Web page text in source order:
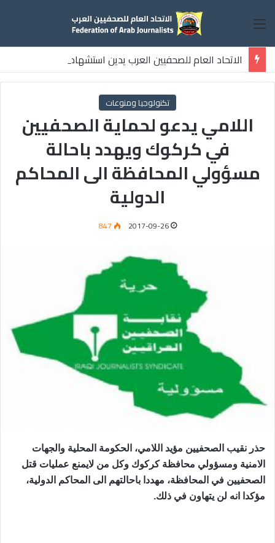
القائمة
الاتحاد العام للصحفيين العرب يدين استشهاد
ثلاثة صحفيين فلسطينيين باستهداف إسرائيلي وسط قطاع غزة
تكنولوجيا ومنوعات
اللامي يدعو لحماية الصحفيين
في كركوك ويهدد باحالة
مسؤولي المحافظة الى المحاكم
الدولية
2017-09-26
847
حذر نقيب الصحفيين مؤيد اللامي، الحكومة المحلية والجهات
الامنية ومسؤولي محافظة كركوك وكل من لايمنع عمليات قتل
الصحفيين في المحافظة، مهددا باحالتهم الى المحاكم الدولية،
مؤكدا انه لن يتهاون في ذلك.